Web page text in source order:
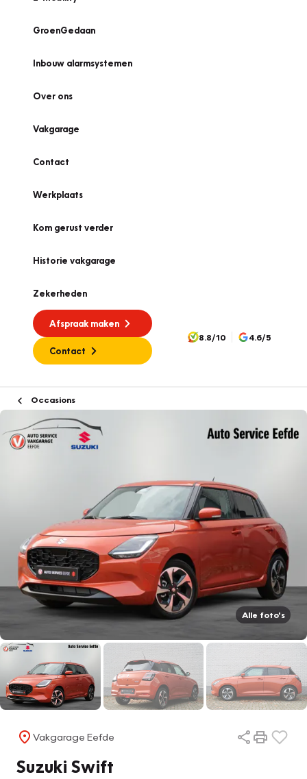
GroenGedaan
Inbouw alarmsystemen
Over ons
Vakgarage
Contact
Werkplaats
Kom gerust verder
Historie vakgarage
Zekerheden
Afspraak maken
Contact
8.8/10 4.6/5
Occasions
Alle foto's
Vakgarage Eefde
Suzuki Swift